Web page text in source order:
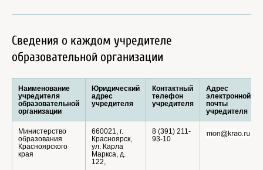
Сведения о каждом учредителе
образовательной организации
Наименование
учредителя
образовательной
организации
Юридический
адрес
учредителя
Контактный
телефон
учредителя
Адрес
электронной
почты
учредителя
Министерство
образования
Красноярского
края
660021, г.
Красноярск,
ул. Карла
Маркса, д.
122,
8 (391) 211-
93-10